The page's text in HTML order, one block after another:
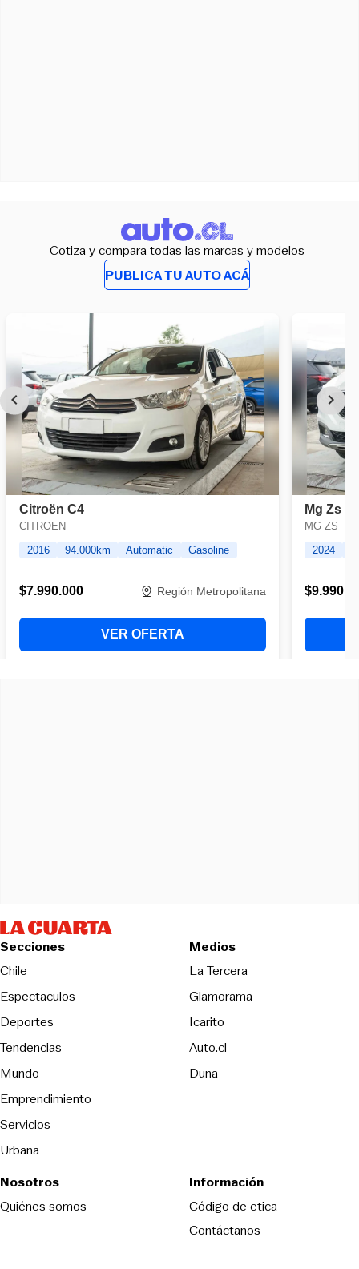
Cotiza y compara todas las marcas y modelos
PUBLICA TU AUTO ACÁ
Secciones
Chile
Espectaculos
Deportes
Tendencias
Mundo
Emprendimiento
Servicios
Urbana
Medios
La TerceraOpens in new
Glamorama
Icarito
Auto.cl
DunaOpens in new window
Nosotros
Quiénes somos
Información
Código de eticaOpens in new
Contáctanos